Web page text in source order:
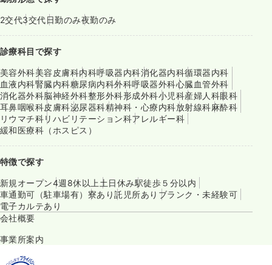
2交代3交代日勤のみ夜勤のみ
診療科目で探す
美容外科美容皮膚科内科呼吸器内科消化器内科循環器内科
血液内科腎臓内科糖尿病内科外科呼吸器外科心臓血管外科
消化器外科脳神経外科整形外科形成外科小児科産婦人科眼科
耳鼻咽喉科皮膚科泌尿器科精神科・心療内科放射線科麻酔科
リウマチ科リハビリテーション科アレルギー科
緩和医療科（ホスピス）
特徴で探す
新規オープン4週8休以上 土日休み駅徒歩５分以内
車通勤可（駐車場有） 寮あり託児所あり ブランク・未経験可
電子カルテあり
会社概要
事業所案内